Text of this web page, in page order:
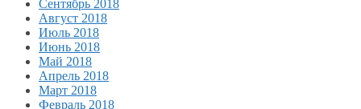
Сентябрь 2018
Август 2018
Июль 2018
Июнь 2018
Май 2018
Апрель 2018
Март 2018
Февраль 2018